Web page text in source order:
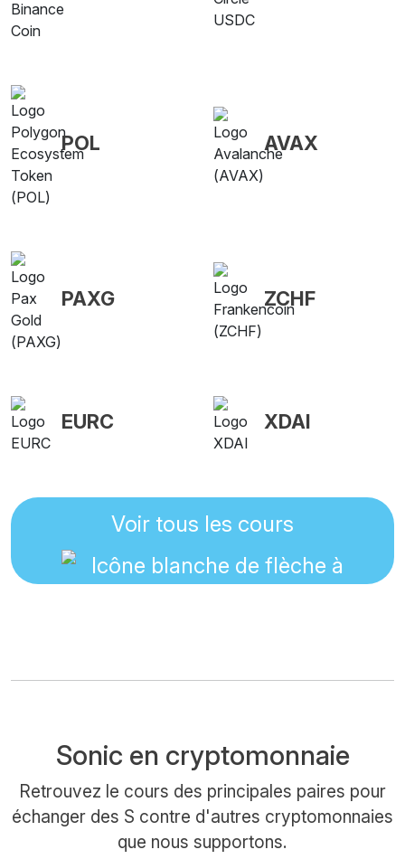
POL AVAX
PAXG ZCHF
EURC XDAI
Voir tous les cours
Sonic en cryptomonnaie
Retrouvez le cours des principales paires pour
échanger des S contre d'autres cryptomonnaies
que nous supportons.